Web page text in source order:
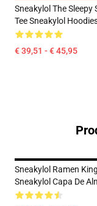
Sneakylol The Sleepy
Tee Sneakylol
€ 39,51 - € 45,95
Sneakylol Ramen
Sneakylol Capa De